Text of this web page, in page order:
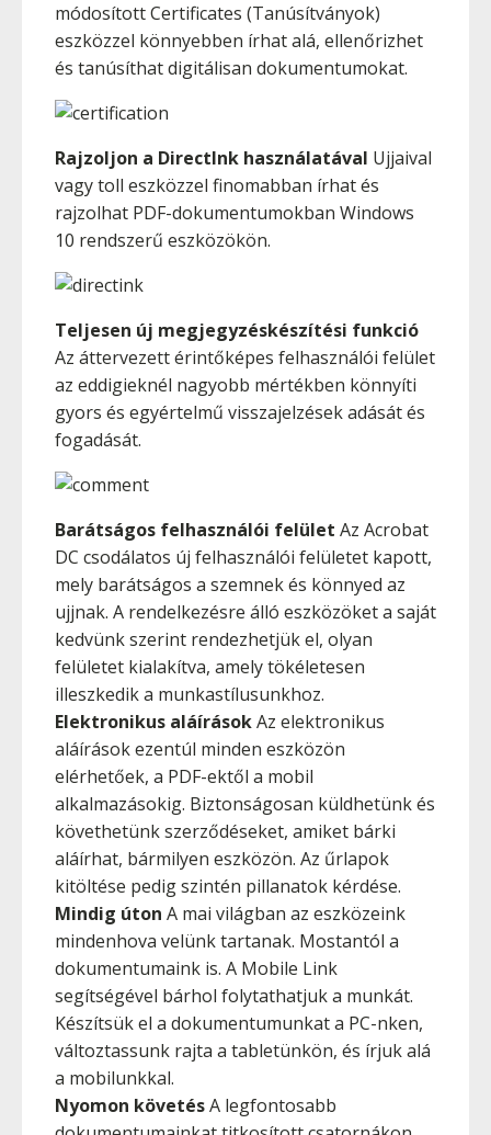
módosított Certificates (Tanúsítványok)
eszközzel könnyebben írhat alá, ellenőrizhet
és tanúsíthat digitálisan dokumentumokat.
Rajzoljon a DirectInk használatával Ujjaival
vagy toll eszközzel finomabban írhat és
rajzolhat PDF-dokumentumokban Windows
10 rendszerű eszközökön.
Teljesen új megjegyzéskészítési funkció
Az áttervezett érintőképes felhasználói felület
az eddigieknél nagyobb mértékben könnyíti
gyors és egyértelmű visszajelzések adását és
fogadását.
Barátságos felhasználói felület Az Acrobat
DC csodálatos új felhasználói felületet kapott,
mely barátságos a szemnek és könnyed az
ujjnak. A rendelkezésre álló eszközöket a saját
kedvünk szerint rendezhetjük el, olyan
felületet kialakítva, amely tökéletesen
illeszkedik a munkastílusunkhoz.
Elektronikus aláírásokAz elektronikus
aláírások ezentúl minden eszközön
elérhetőek, a PDF-ektől a mobil
alkalmazásokig. Biztonságosan küldhetünk és
követhetünk szerződéseket, amiket bárki
aláírhat, bármilyen eszközön. Az űrlapok
kitöltése pedig szintén pillanatok kérdése.
Mindig úton A mai világban az eszközeink
mindenhova velünk tartanak. Mostantól a
dokumentumaink is. A Mobile Link
segítségével bárhol folytathatjuk a munkát.
Készítsük el a dokumentumunkat a PC-nken,
változtassunk rajta a tabletünkön, és írjuk alá
a mobilunkkal.
Nyomon követésA legfontosabb